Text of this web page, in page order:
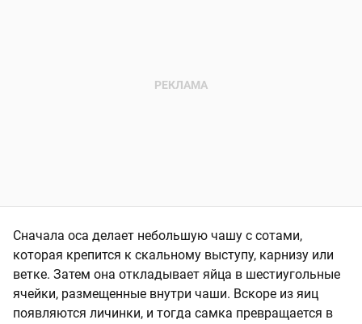
Сначала оса делает небольшую чашу с сотами,
которая крепится к скальному выступу, карнизу или
ветке. Затем она откладывает яйца в шестиугольные
ячейки, размещенные внутри чаши. Вскоре из яиц
появляются личинки, и тогда самка превращается в